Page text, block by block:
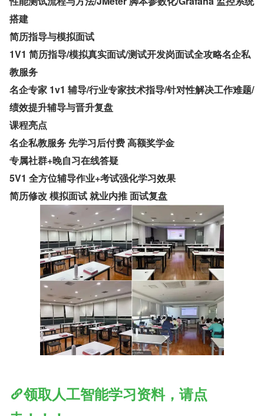
搭建
简历指导与模拟面试
1V1 简历指导/模拟真实面试/测试开发岗面试全攻略名企私
教服务
名企专家 1v1 辅导/行业专家技术指导/针对性解决工作难题/
绩效提升辅导与晋升复盘
课程亮点
名企私教服务 先学习后付费 高额奖学金
专属社群+晚自习在线答疑
5V1 全方位辅导作业+考试强化学习效果
简历修改 模拟面试 就业内推 面试复盘
领取人工智能学习资料，请点